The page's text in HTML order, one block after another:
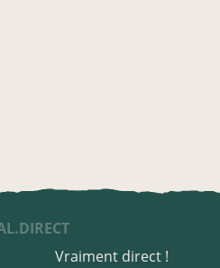
Vraiment direct !